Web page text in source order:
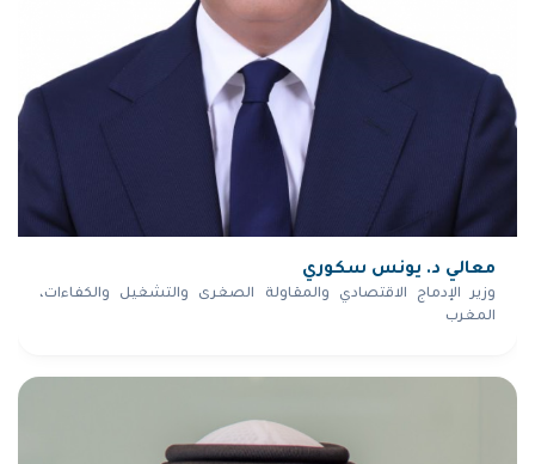
معالي د. يونس سكوري
وزير الإدماج الاقتصادي والمقاولة الصغرى والتشغيل والكفاءات،
المغرب